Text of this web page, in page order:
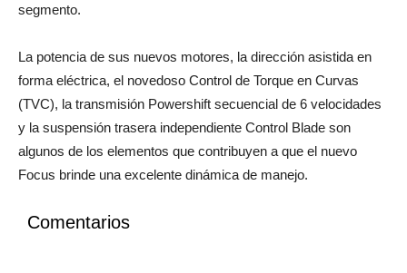
estándares más elevados en innovación y tecnología en cada
La potencia de sus nuevos motores, la dirección asistida en
forma eléctrica, el novedoso Control de Torque en Curvas
(TVC), la transmisión Powershift secuencial de 6 velocidades
y la suspensión trasera independiente Control Blade son
algunos de los elementos que contribuyen a que el nuevo